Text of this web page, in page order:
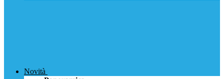
Novità